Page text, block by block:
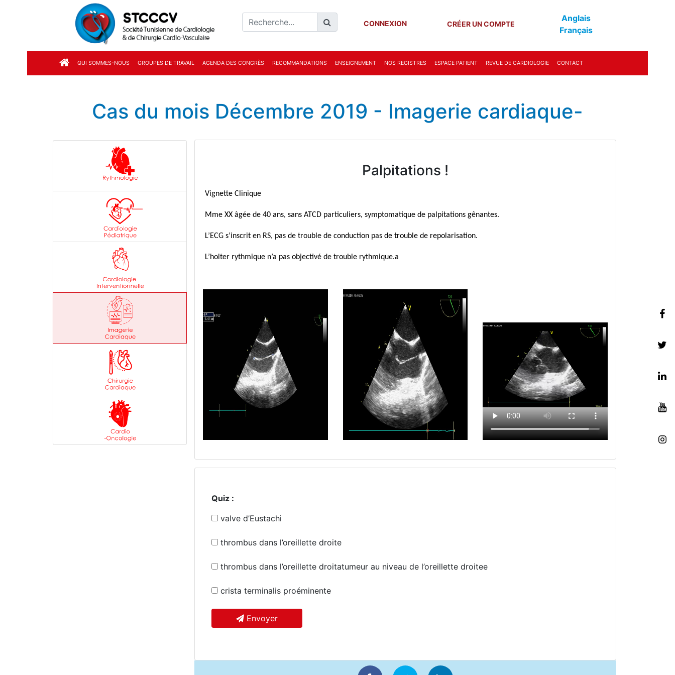
CONNEXION CRÉER UN COMPTE
Anglais
Français
QUI SOMMES-NOUS GROUPES DE TRAVAIL AGENDA DES CONGRÈS RECOMMANDATIONS ENSEIGNEMENT NOS REGISTRES ESPACE PATIENT REVUE DE CARDIOLOGIE CONTACT
Cas du mois Décembre 2019 - Imagerie cardiaque-
Palpitations !
Vignette Clinique
Mme XX âgée de 40 ans, sans ATCD particuliers, symptomatique de palpitations gênantes.
L’ECG s’inscrit en RS, pas de trouble de conduction pas de trouble de repolarisation.
L’holter rythmique n’a pas objectivé de trouble rythmique.a
Quiz :
valve d’Eustachi
thrombus dans l’oreillette droite
thrombus dans l’oreillette droitatumeur au niveau de l’oreillette droitee
crista terminalis proéminente
Envoyer